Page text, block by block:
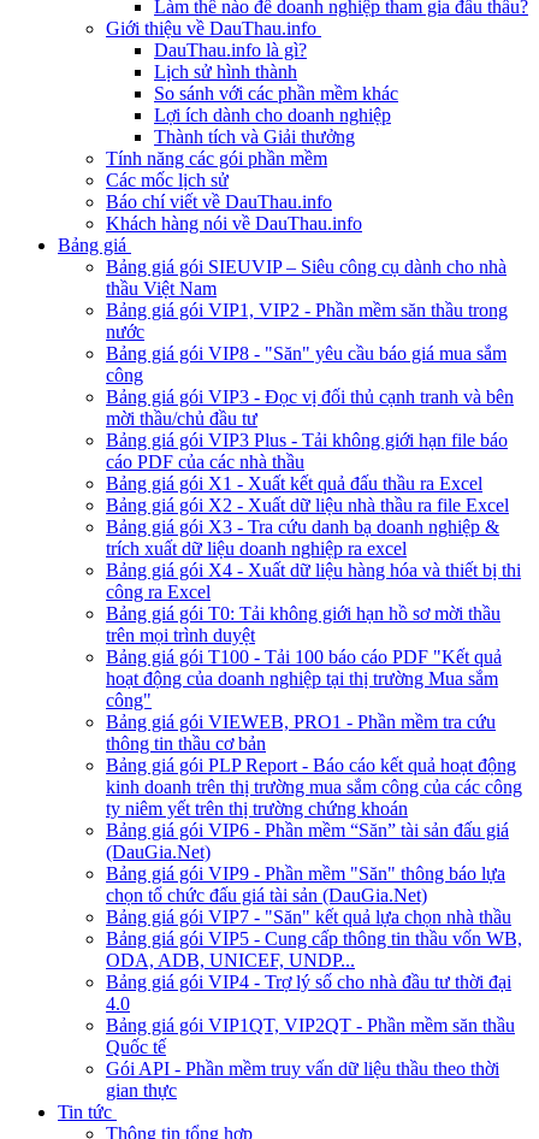
Làm thế nào để doanh nghiệp tham gia đấu thầu?
Giới thiệu về DauThau.info
DauThau.info là gì?
Lịch sử hình thành
So sánh với các phần mềm khác
Lợi ích dành cho doanh nghiệp
Thành tích và Giải thưởng
Tính năng các gói phần mềm
Các mốc lịch sử
Báo chí viết về DauThau.info
Khách hàng nói về DauThau.info
Bảng giá
Bảng giá gói SIEUVIP – Siêu công cụ dành cho nhà
thầu Việt Nam
Bảng giá gói VIP1, VIP2 - Phần mềm săn thầu trong
nước
Bảng giá gói VIP8 - "Săn" yêu cầu báo giá mua sắm
công
Bảng giá gói VIP3 - Đọc vị đối thủ cạnh tranh và bên
mời thầu/chủ đầu tư
Bảng giá gói VIP3 Plus - Tải không giới hạn file báo
cáo PDF của các nhà thầu
Bảng giá gói X1 - Xuất kết quả đấu thầu ra Excel
Bảng giá gói X2 - Xuất dữ liệu nhà thầu ra file Excel
Bảng giá gói X3 - Tra cứu danh bạ doanh nghiệp &
trích xuất dữ liệu doanh nghiệp ra excel
Bảng giá gói X4 - Xuất dữ liệu hàng hóa và thiết bị thi
công ra Excel
Bảng giá gói T0: Tải không giới hạn hồ sơ mời thầu
trên mọi trình duyệt
Bảng giá gói T100 - Tải 100 báo cáo PDF "Kết quả
hoạt động của doanh nghiệp tại thị trường Mua sắm
công"
Bảng giá gói VIEWEB, PRO1 - Phần mềm tra cứu
thông tin thầu cơ bản
Bảng giá gói PLP Report - Báo cáo kết quả hoạt động
kinh doanh trên thị trường mua sắm công của các công
ty niêm yết trên thị trường chứng khoán
Bảng giá gói VIP6 - Phần mềm “Săn” tài sản đấu giá
(DauGia.Net)
Bảng giá gói VIP9 - Phần mềm "Săn" thông báo lựa
chọn tổ chức đấu giá tài sản (DauGia.Net)
Bảng giá gói VIP7 - "Săn" kết quả lựa chọn nhà thầu
Bảng giá gói VIP5 - Cung cấp thông tin thầu vốn WB,
ODA, ADB, UNICEF, UNDP...
Bảng giá gói VIP4 - Trợ lý số cho nhà đầu tư thời đại
4.0
Bảng giá gói VIP1QT, VIP2QT - Phần mềm săn thầu
Quốc tế
Gói API - Phần mềm truy vấn dữ liệu thầu theo thời
gian thực
Tin tức
Thông tin tổng hợp